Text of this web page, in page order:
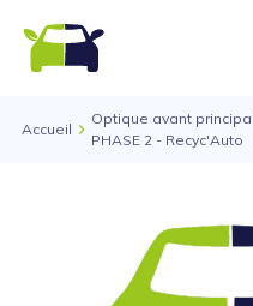
Accueil
Optique avant
PHASE 2 - Recyc'Auto